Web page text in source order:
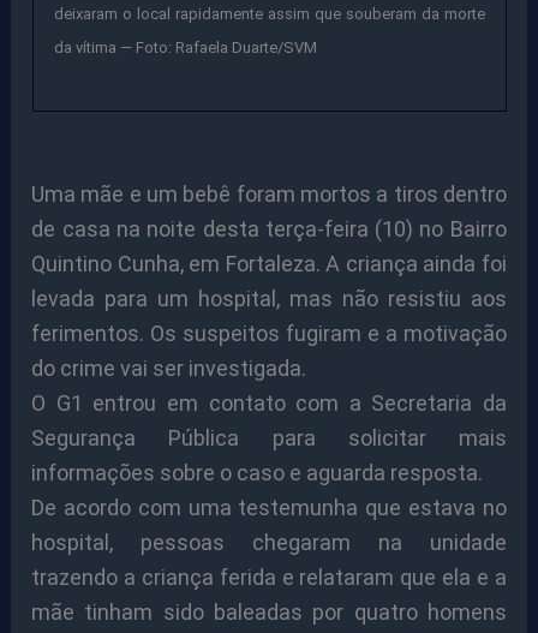
deixaram o local rapidamente assim que souberam da morte
da vítima — Foto: Rafaela Duarte/SVM
Uma mãe e um bebê foram mortos a tiros dentro
de casa na noite desta terça-feira (10) no Bairro
Quintino Cunha, em Fortaleza. A criança ainda foi
levada para um hospital, mas não resistiu aos
ferimentos. Os suspeitos fugiram e a motivação
do crime vai ser investigada.
O G1 entrou em contato com a Secretaria da
Segurança Pública para solicitar mais
informações sobre o caso e aguarda resposta.
De acordo com uma testemunha que estava no
hospital, pessoas chegaram na unidade
trazendo a criança ferida e relataram que ela e a
mãe tinham sido baleadas por quatro homens